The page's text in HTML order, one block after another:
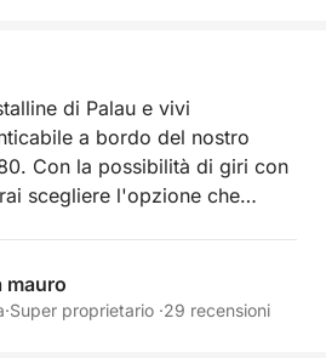
di Palau e vivi
a bordo del nostro
Con la possibilità di giri con
scegliere l'opzione che
esigenze.
e naviga verso le
e persino verso la
mauro
·Super proprietario ·29 recensioni